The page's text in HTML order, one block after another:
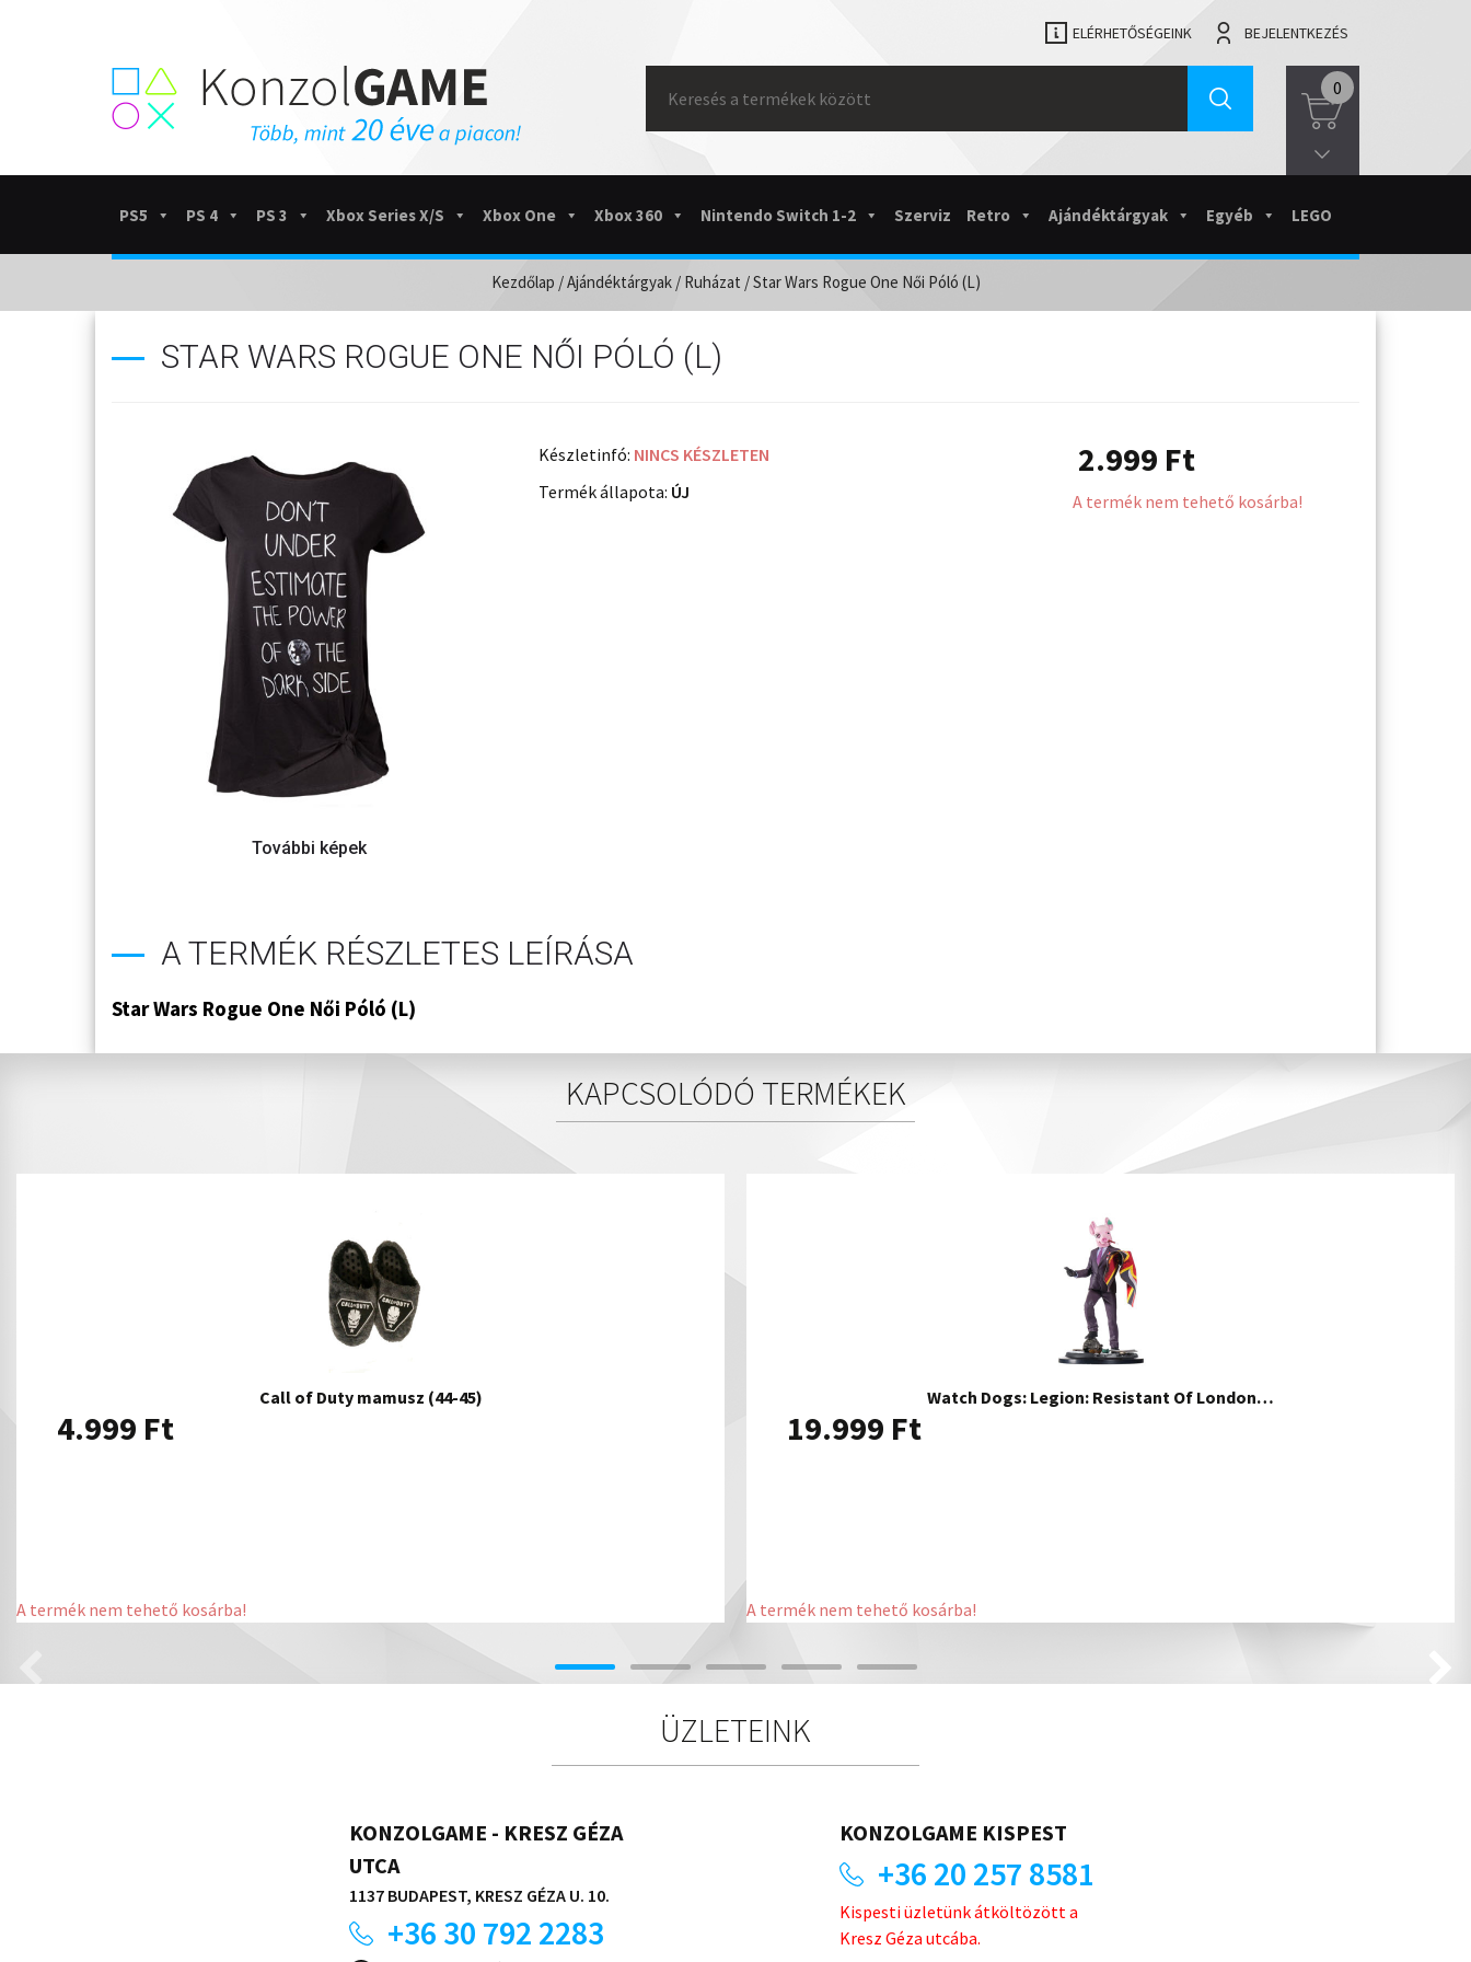
ELÉRHETŐSÉGEINK BEJELENTKEZÉS
for:
0
PS5 PS 4 PS 3 Xbox Series X/S Xbox One Xbox 360 Nintendo Switch 1-2 Szerviz Retro Ajándéktárgyak Egyéb LEGO
Kezdőlap /Ajándéktárgyak/ Ruházat / Star Wars Rogue One Női Póló (L)
STAR WARS ROGUE ONE NŐI PÓLÓ (L)
Készletinfó: NINCS KÉSZLETEN
Termék állapota: ÚJ
2.999 Ft
A termék nem tehető kosárba!
A TERMÉK RÉSZLETES LEÍRÁSA
Star Wars Rogue One Női Póló (L)
KAPCSOLÓDÓ TERMÉKEK
Call of Duty mamusz (44-45)
4.999 Ft
A termék nem tehető kosárba!
Watch Dogs: Legion: Resistant Of London…
19.999 Ft
A termék nem tehető kosárba!
ÜZLETEINK
KONZOLGAME - KRESZ GÉZA
UTCA
1137 BUDAPEST, KRESZ GÉZA U. 10.
+36 30 792 2283
KONZOLGAME KISPEST
+36 20 257 8581
Kispesti üzletünk átköltözött a
Kresz Géza utcába.